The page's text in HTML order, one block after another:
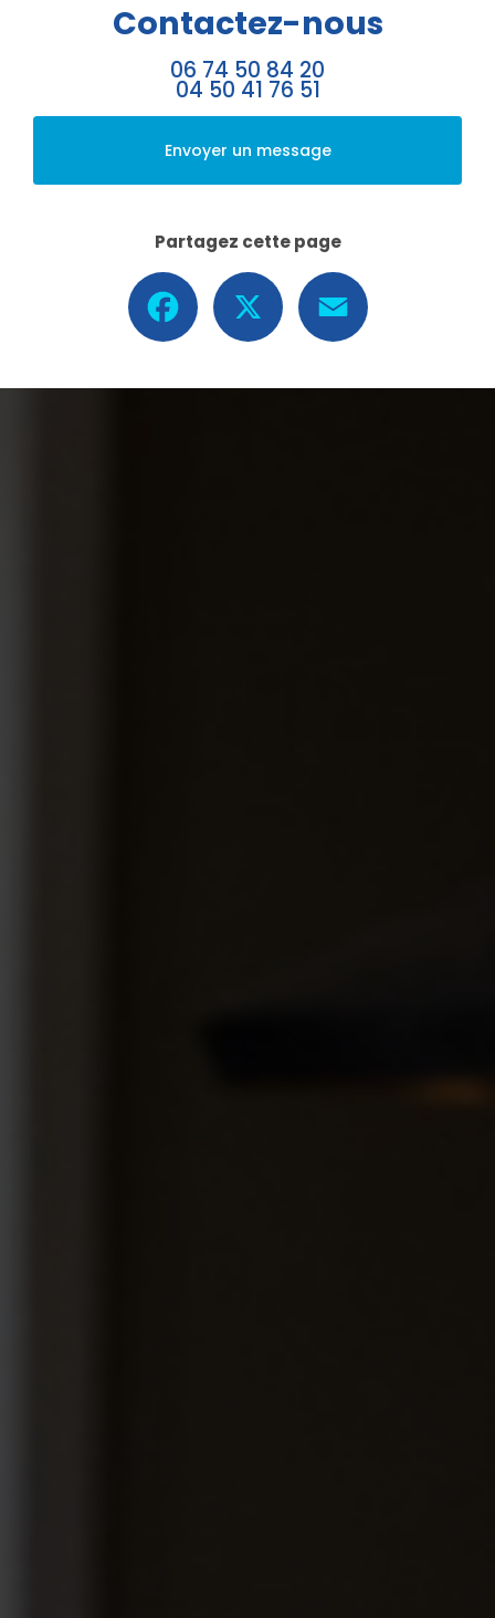
Contactez-nous
06 74 50 84 20
04 50 41 76 51
Envoyer un message
Partagez cette page
Facebook